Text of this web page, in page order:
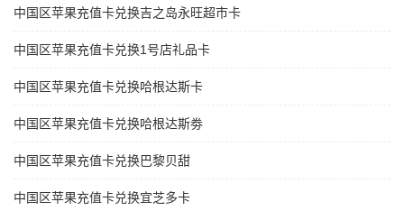
中国区苹果充值卡兑换吉之岛永旺超市卡
中国区苹果充值卡兑换1号店礼品卡
中国区苹果充值卡兑换哈根达斯卡
中国区苹果充值卡兑换哈根达斯劵
中国区苹果充值卡兑换巴黎贝甜
中国区苹果充值卡兑换宜芝多卡